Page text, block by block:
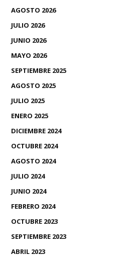
AGOSTO 2026
JULIO 2026
JUNIO 2026
MAYO 2026
SEPTIEMBRE 2025
AGOSTO 2025
JULIO 2025
ENERO 2025
DICIEMBRE 2024
OCTUBRE 2024
AGOSTO 2024
JULIO 2024
JUNIO 2024
FEBRERO 2024
OCTUBRE 2023
SEPTIEMBRE 2023
ABRIL 2023